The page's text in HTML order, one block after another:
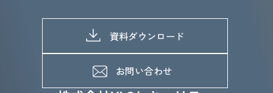
よくあるご質問
SDGs推進体制
D&Iの取り組み
募集職種一覧
メッセージ
メンバーインタビュー
資料ダウンロード
お問い合わせ